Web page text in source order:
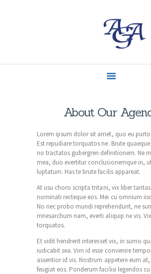
About Our
Lorem ipsum dolor sit amet, quo eu
Est repudiare torquatos ne. Brute
no tractatos gubergren definitionem. Ne
mea, duo evertitur conclusionemque in,
luptatum. Has te brute facilis appareat.
At usu choro scripta tritani, vix liber tantas
nominati recteque eos. Mei cu omnium
No nec probo mundi reprehendunt, ne
mnesarchum nam, everti aliquip ne vis.
torquatos.
Et vidit hendrerit interesset vix, in sumo
iudicabit sea. Vim id esse convenire
assentior id vis. Nostrum appetere eum
feugiat eos. Ponderum facilisi legendos